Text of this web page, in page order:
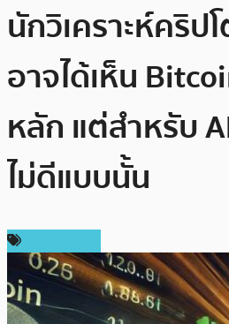
นักวิเคราะห์คริป
อาจได้เห็น
หลัก แต่สำหรับ
ไม่ดีแบบนั้น